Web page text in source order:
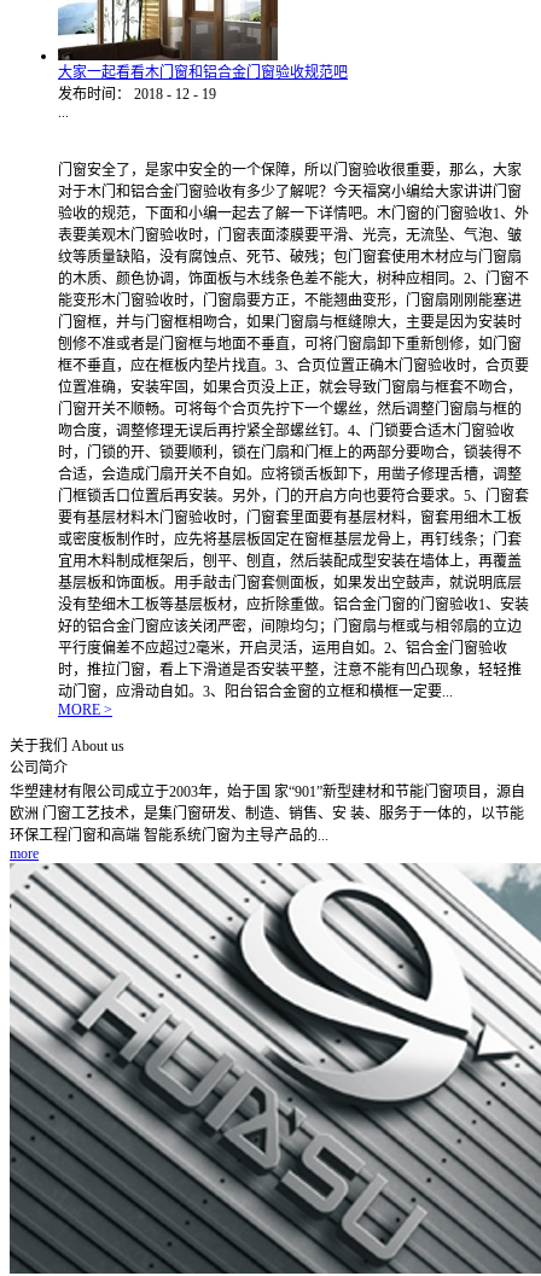
大家一起看看木门窗和铝合金门窗验收规范吧
发布时间：
2018 - 12 - 19
...
门窗安全了，是家中安全的一个保障，所以门窗验收很重要，那么，大家
对于木门和铝合金门窗验收有多少了解呢？今天福窝小编给大家讲讲门窗
验收的规范，下面和小编一起去了解一下详情吧。木门窗的门窗验收1、外
表要美观木门窗验收时，门窗表面漆膜要平滑、光亮，无流坠、气泡、皱
纹等质量缺陷，没有腐蚀点、死节、破残；包门窗套使用木材应与门窗扇
的木质、颜色协调，饰面板与木线条色差不能大，树种应相同。2、门窗不
能变形木门窗验收时，门窗扇要方正，不能翘曲变形，门窗扇刚刚能塞进
门窗框，并与门窗框相吻合，如果门窗扇与框缝隙大，主要是因为安装时
刨修不准或者是门窗框与地面不垂直，可将门窗扇卸下重新刨修，如门窗
框不垂直，应在框板内垫片找直。3、合页位置正确木门窗验收时，合页要
位置准确，安装牢固，如果合页没上正，就会导致门窗扇与框套不吻合，
门窗开关不顺畅。可将每个合页先拧下一个螺丝，然后调整门窗扇与框的
吻合度，调整修理无误后再拧紧全部螺丝钉。4、门锁要合适木门窗验收
时，门锁的开、锁要顺利，锁在门扇和门框上的两部分要吻合，锁装得不
合适，会造成门扇开关不自如。应将锁舌板卸下，用凿子修理舌槽，调整
门框锁舌口位置后再安装。另外，门的开启方向也要符合要求。5、门窗套
要有基层材料木门窗验收时，门窗套里面要有基层材料，窗套用细木工板
或密度板制作时，应先将基层板固定在窗框基层龙骨上，再钉线条；门套
宜用木料制成框架后，刨平、刨直，然后装配成型安装在墙体上，再覆盖
基层板和饰面板。用手敲击门窗套侧面板，如果发出空鼓声，就说明底层
没有垫细木工板等基层板材，应折除重做。铝合金门窗的门窗验收1、安装
好的铝合金门窗应该关闭严密，间隙均匀；门窗扇与框或与相邻扇的立边
平行度偏差不应超过2毫米，开启灵活，运用自如。2、铝合金门窗验收
时，推拉门窗，看上下滑道是否安装平整，注意不能有凹凸现象，轻轻推
动门窗，应滑动自如。3、阳台铝合金窗的立框和横框一定要...
MORE >
关于我们 About us
公司简介
华塑建材有限公司成立于2003年，始于国 家“901”新型建材和节能门窗项目，源自
欧洲 门窗工艺技术，是集门窗研发、制造、销售、安 装、服务于一体的，以节能
环保工程门窗和高端 智能系统门窗为主导产品的...
more